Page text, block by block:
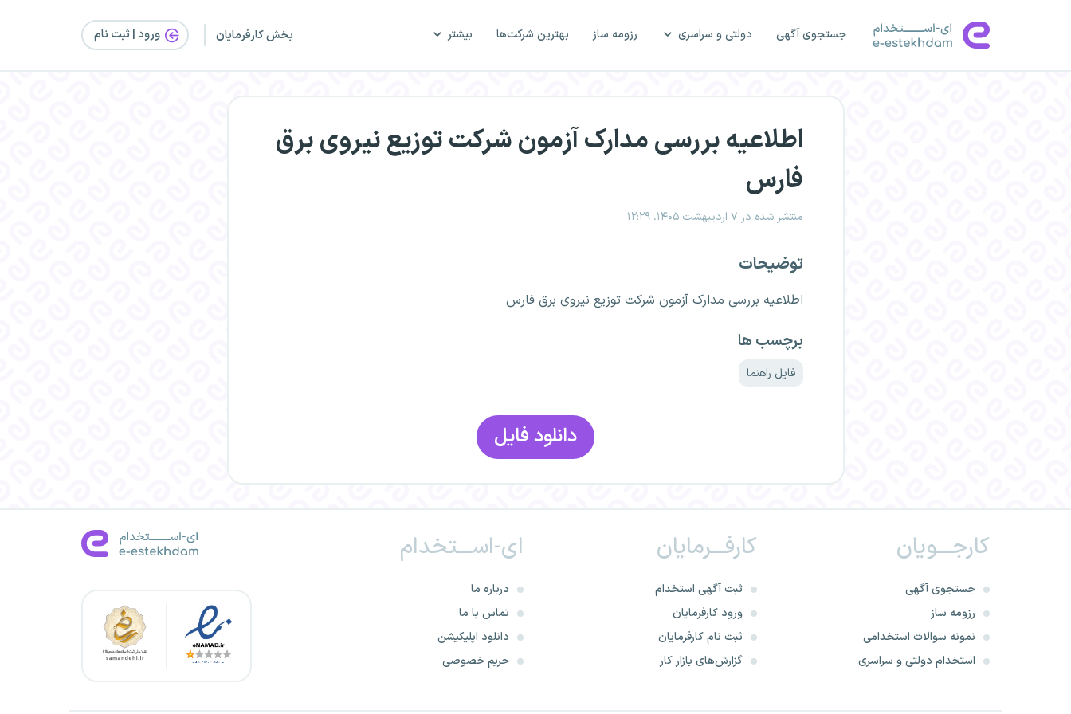
جستجوی آگهی دولتی و سراسری رزومه ساز بهترین شرکت‌ها بیشتر بخش کارفرمایان ورود | ثبت‌ نام
اطلاعیه‌ بررسی مدارک آزمون شرکت توزیع نیروی برق
فارس
منتشر شده در ۷ اردیبهشت ۱۴۰۵، ۱۲:۲۹
توضیحات
اطلاعیه‌ بررسی مدارک آزمون شرکت توزیع نیروی برق فارس
برچسب ها
فایل راهنما
کارجـــویان
جستجوی آگهی
رزومه ساز
نمونه سوالات استخدامی
استخدام دولتی و سراسری
کارفـــرمایان
ثبت آگهی استخدام
ورود کارفرمایان
ثبت نام کارفرمایان
گزارش‌های بازار کار
ای-اســـتخدام
درباره ما
تماس با ما
دانلود اپلیکیشن
حریم خصوصی